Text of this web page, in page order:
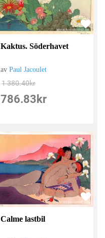
Kaktus. Söderhavet
avPaul Jacoulet
1 380.40kr
786.83 kr
Calme lastbil